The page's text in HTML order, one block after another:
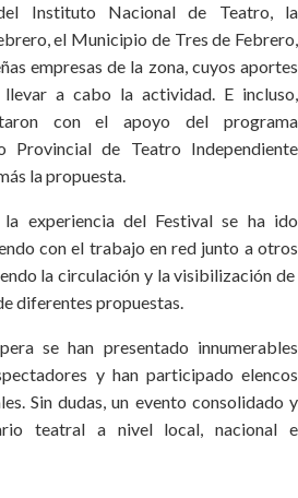
Instituto Nacional de Teatro, la
el Municipio de Tres de Febrero,
empresas de la zona, cuyos aportes
llevar a cabo la actividad. E incluso,
con el apoyo del programa
Provincial de Teatro Independiente
la propuesta.
experiencia del Festival se ha ido
con el trabajo en red junto a otros
la circulación y la visibilización de
diferentes propuestas.
se han presentado innumerables
y han participado elencos
Sin dudas, un evento consolidado y
teatral a nivel local, nacional e